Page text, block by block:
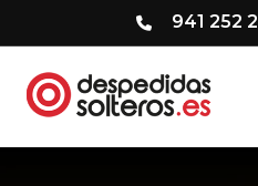
941 252